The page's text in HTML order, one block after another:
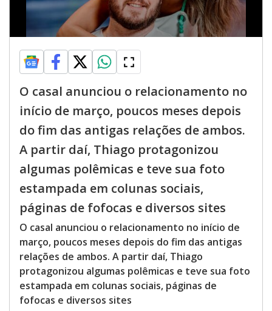
O casal anunciou o relacionamento no
início de março, poucos meses depois
do fim das antigas relações de ambos.
A partir daí, Thiago protagonizou
algumas polêmicas e teve sua foto
estampada em colunas sociais,
páginas de fofocas e diversos sites
O casal anunciou o relacionamento no início de
março, poucos meses depois do fim das antigas
relações de ambos. A partir daí, Thiago
protagonizou algumas polêmicas e teve sua foto
estampada em colunas sociais, páginas de
fofocas e diversos sites